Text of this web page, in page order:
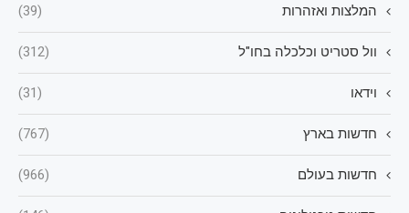
המלצות ואזהרות (39)
וול סטריט וכלכלה בחו"ל (312)
וידאו (31)
חדשות בארץ (767)
חדשות בעולם (966)